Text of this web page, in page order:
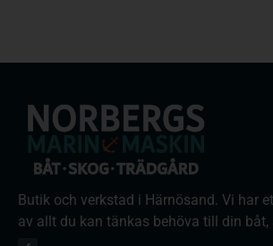
Butik och verkstad i Härnösand. Vi har
av allt du kan tänkas behöva till din båt,